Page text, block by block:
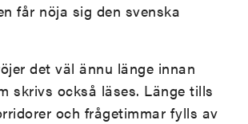
får nöja sig den svenska
det väl ännu länge innan
skrivs också läses. Länge tills
och frågetimmar fylls av